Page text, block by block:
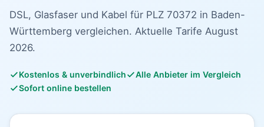
DSL, Glasfaser und Kabel für PLZ 70372 in Baden-
Württemberg vergleichen. Aktuelle Tarife August
2026.
Kostenlos & unverbindlich
Alle Anbieter im Vergleich
Sofort online bestellen